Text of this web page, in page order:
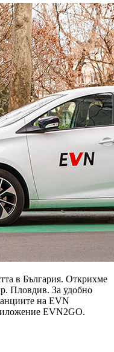
в България. Открихме
Пловдив. За удобно
на EVN
EVN2GO.